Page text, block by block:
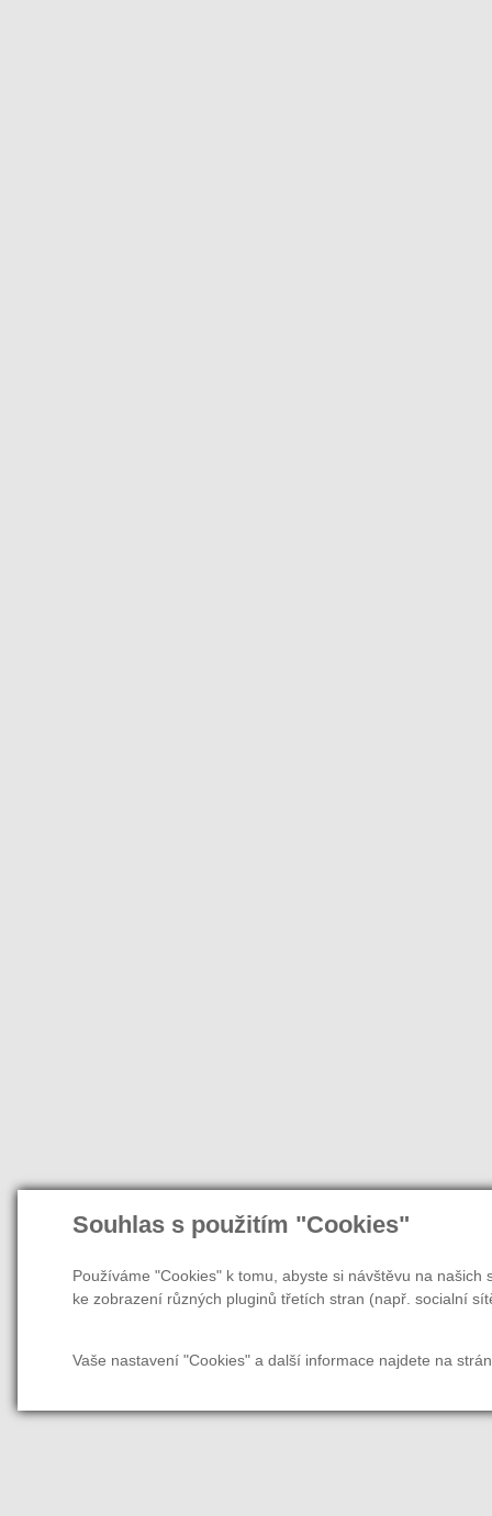
Souhlas s použitím "Cookies"
Používáme "Cookies" k tomu, abyste si návštěvu na
ke zobrazení různých pluginů třetích stran (např. socialní
Vaše nastavení "Cookies" a další informace najdete na